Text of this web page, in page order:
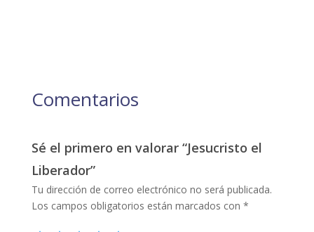
Comentarios
Sé el primero en valorar “Jesucristo el
Liberador”
Tu dirección de correo electrónico no será publicada.
Los campos obligatorios están marcados con *